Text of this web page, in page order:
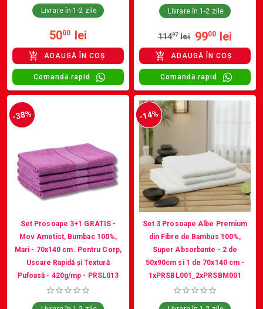
Livrare în 1-2 zile
5000 lei
ADAUGĂ ÎN COȘ
Comandă rapid
Livrare în 1-2 zile
11497 lei 9900 lei
ADAUGĂ ÎN COȘ
Comandă rapid
-38%
Set Prosoape 3+1 GRATIS -
Mov Ametist, Bumbac 100%,
Mari - 70x140 cm. Pentru Corp,
Uscare Rapidă și Textură
Pufoasă - 420g/mp - PRSL013
-14%
Set 3 Prosoape Albe Premium
din Fibre de Bambus 100%,
Super Absorbante - 2 de
50x90cm si 1 de 70x140 cm -
1xPRSBL001_2xPRSBM001